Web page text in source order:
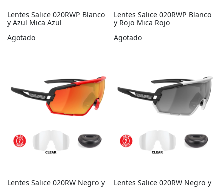
Lentes Salice 020RWP Blanco
y Azul Mica Azul
Agotado
Lentes Salice 020RWP Blanco
y Rojo Mica Rojo
Agotado
Lentes Salice 020RW Negro y
Lentes Salice 020RW Negro y